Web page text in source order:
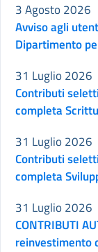
Avviso agli
Dipartimento
3 Agosto 2026
Contributi
completa
31 Luglio 2026
Contributi
completa
31 Luglio 2026
CONTRIBUTI
reinvestimento
31 Luglio 2026